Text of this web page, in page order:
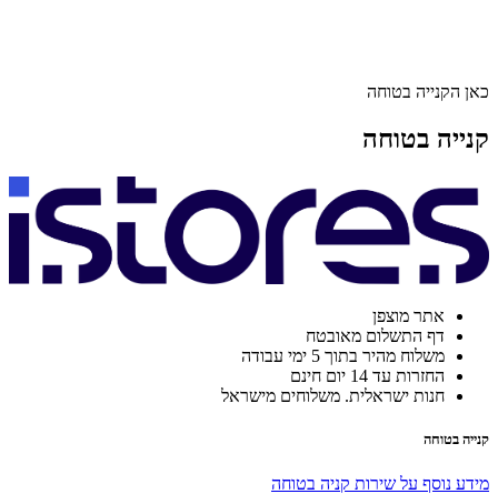
כאן הקנייה בטוחה
קנייה בטוחה
אתר מוצפן
דף התשלום מאובטח
משלוח מהיר בתוך 5 ימי עבודה
החזרות עד 14 יום חינם
חנות ישראלית. משלוחים מישראל
קנייה בטוחה
מידע נוסף על שירות קניה בטוחה